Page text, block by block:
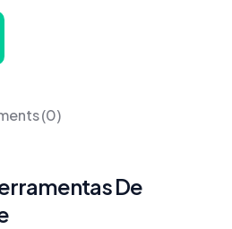
(0)
De